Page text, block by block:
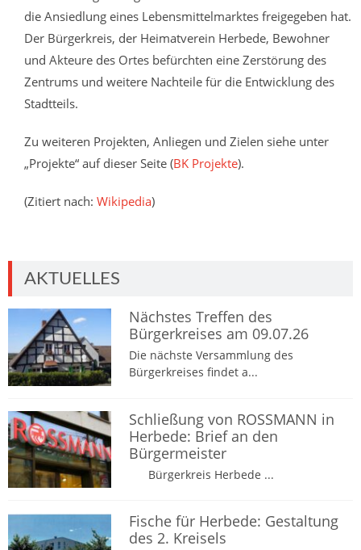
die Ansiedlung eines Lebensmittelmarktes freigegeben hat.
Der Bürgerkreis, der Heimatverein Herbede, Bewohner
und Akteure des Ortes befürchten eine Zerstörung des
Zentrums und weitere Nachteile für die Entwicklung des
Stadtteils.
Zu weiteren Projekten, Anliegen und Zielen siehe unter
„Projekte“ auf dieser Seite (BK Projekte).
(Zitiert nach: Wikipedia)
AKTUELLES
Nächstes Treffen des
Bürgerkreises am 09.07.26
Die nächste Versammlung des
Bürgerkreises findet a...
Schließung von ROSSMANN in
Herbede: Brief an den
Bürgermeister
Bürgerkreis Herbede ...
Fische für Herbede: Gestaltung
des 2. Kreisels